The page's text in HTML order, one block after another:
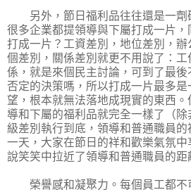
另外，節日福利品往往還是一劑
很多企業都提領導與下屬打成一片
打成一片？工資差別，地位差別，
個差別，關係差別就更不用說了：
係，就是來個民主討論，可到了最
否定的決策嗎，所以打成一片最多
望，根本就無法落地成現實的東西
導和下屬的福利品就完全一樣了（
級差別執行到底，領導和普通職員
一天，大家在節日的祥和歡樂氣氛
說笑笑中拉近了領導和普通職員的距
榮譽感和凝聚力。每個員工都不